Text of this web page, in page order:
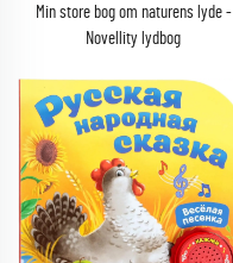
Min store bog om naturens lyde -
Novellity lydbog